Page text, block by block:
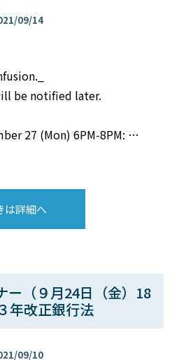
09/14
be notified later.
27 (Mon) 6PM-8PM: …
は詳細へ
ー（９月24日（金）18
年改正銀行法
09/10